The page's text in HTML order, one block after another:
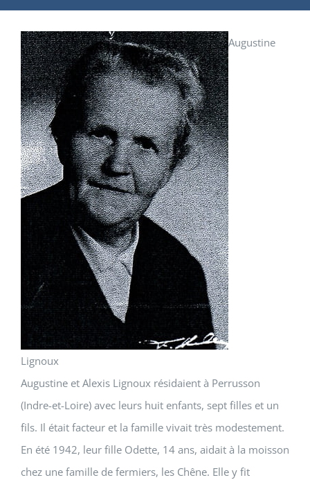
Augustine
Lignoux
Augustine et Alexis Lignoux résidaient à Perrusson
(Indre-et-Loire) avec leurs huit enfants, sept filles et un
fils. Il était facteur et la famille vivait très modestement.
En été 1942, leur fille Odette, 14 ans, aidait à la moisson
chez une famille de fermiers, les Chêne. Elle y fit